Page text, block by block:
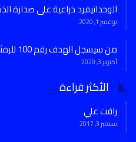
الوحداتيفرد ذراعية على صدارة
نوفمبر 1, 2020
من سيسجل الهدف رقم 100 للرمثا بشباك الجزيرة !!
أكتوبر 3, 2020
الأكثر قراءة
رافت علي
سبتمبر 3, 2017